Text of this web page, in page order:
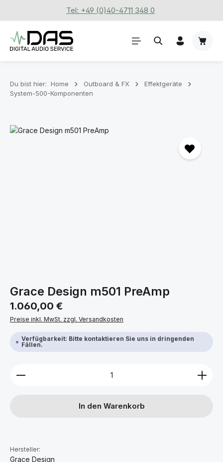
Zum Hauptinhalt springenTel: +49 (0)40-4711 348 0
Du bist hier: Home Outboard & FX
Effektgeräte
System-500-Komponenten
Bildergalerie überspringen
Grace Design m501 PreAmp
Regulärer Preis:
1.060,00 €
Preise inkl. MwSt. zzgl. Versandkosten
Verfügbarkeit: Bitte kontaktieren Sie uns in dringenden
Fällen.
Produkt Anzahl: Gib den gewünschten Wert ein
In den Warenkorb
Hersteller:
Grace Design